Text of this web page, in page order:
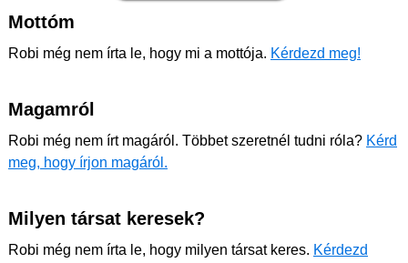
Mottóm
Robi még nem írta le, hogy mi a mottója. Kérdezd meg!
Magamról
Robi még nem írt magáról. Többet szeretnél tudni róla? Kérd
meg, hogy írjon magáról.
Milyen társat keresek?
Robi még nem írta le, hogy milyen társat keres. Kérdezd